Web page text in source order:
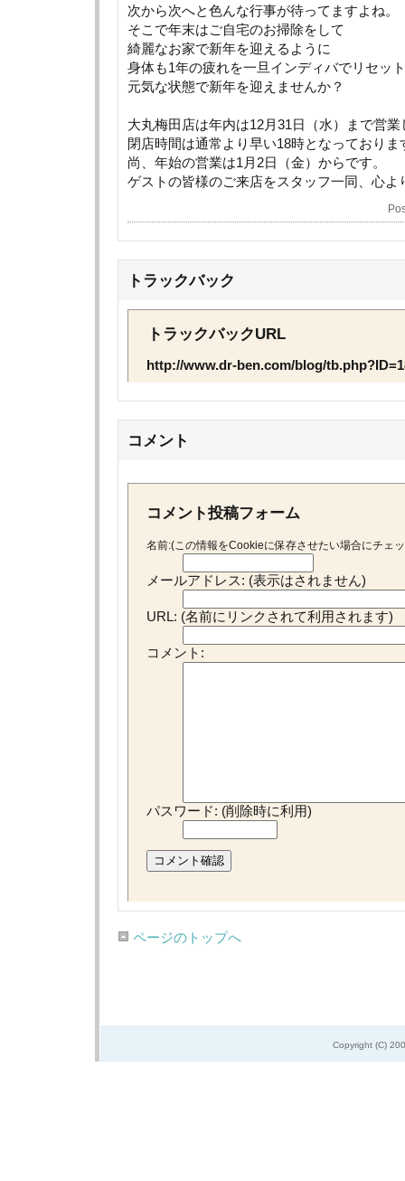
次から次へと色んな行事が待ってますよね。
そこで年末はご自宅のお掃除をして
綺麗なお家で新年を迎えるように
身体も1年の疲れを一旦インディバでリセッ
元気な状態で新年を迎えませんか？
大丸梅田店は年内は12月31日（水）まで営
閉店時間は通常より早い18時となっておりま
尚、年始の営業は1月2日（金）からです。
ゲストの皆様のご来店をスタッフ一同、心よ
トラックバック
トラックバックURL
http://www.dr-ben.com/blog/
コメント
コメント投稿フォーム
名前:(この情報をCookieに保存させたい場合にチェ
メールアドレス: (表示はされません)
URL: (名前にリンクされて利用されます)
コメント:
パスワード: (削除時に利用)
ページのトップへ
Copyright (C)